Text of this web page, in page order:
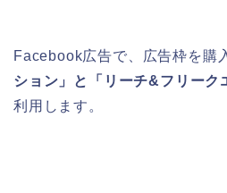
Facebook広告で、広告枠を購
ション」と「リーチ&フリーク
利用します。